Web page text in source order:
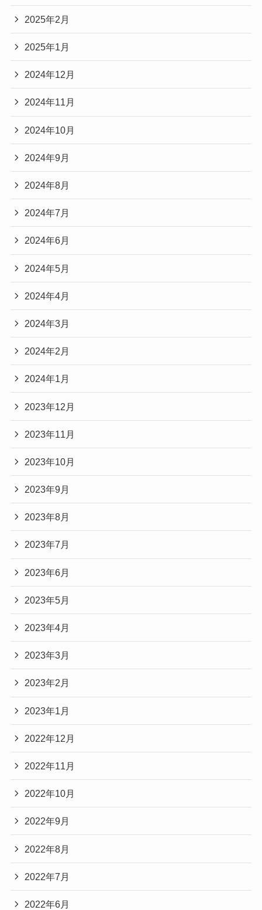
2025年2月
2025年1月
2024年12月
2024年11月
2024年10月
2024年9月
2024年8月
2024年7月
2024年6月
2024年5月
2024年4月
2024年3月
2024年2月
2024年1月
2023年12月
2023年11月
2023年10月
2023年9月
2023年8月
2023年7月
2023年6月
2023年5月
2023年4月
2023年3月
2023年2月
2023年1月
2022年12月
2022年11月
2022年10月
2022年9月
2022年8月
2022年7月
2022年6月